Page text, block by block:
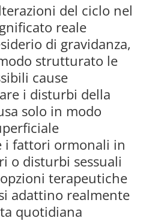
del ciclo nel
reale
di gravidanza,
strutturato le
cause
i disturbi della
solo in modo
i fattori ormonali in
o disturbi sessuali
terapeutiche
adattino realmente
quotidiana